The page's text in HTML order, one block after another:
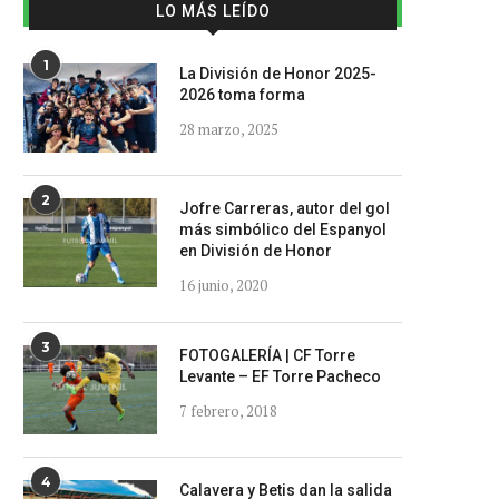
LO MÁS LEÍDO
1
La División de Honor 2025-
2026 toma forma
28 marzo, 2025
2
Jofre Carreras, autor del gol
más simbólico del Espanyol
en División de Honor
16 junio, 2020
3
FOTOGALERÍA | CF Torre
Levante – EF Torre Pacheco
7 febrero, 2018
4 Calavera y Betis dan la salida